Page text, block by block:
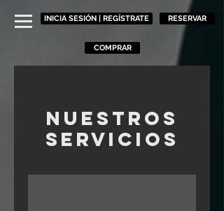
INICIA SESIÓN | REGÍSTRATE RESERVAR
COMPRAR
Nuestros
servicios